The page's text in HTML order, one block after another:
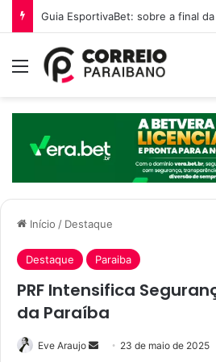
Menu
Início / Destaque
Destaque Paraiba
PRF Intensifica
da Paraíba
Eve Araujo 23 de maio de 2025